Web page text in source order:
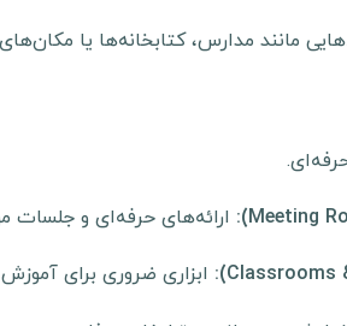
مانند مدارس، کتابخانه‌ها یا
ارائه‌های حرفه‌ای و جلسات
ابزاری ضروری برای